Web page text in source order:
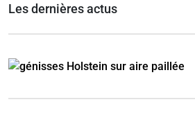
Les dernières actus